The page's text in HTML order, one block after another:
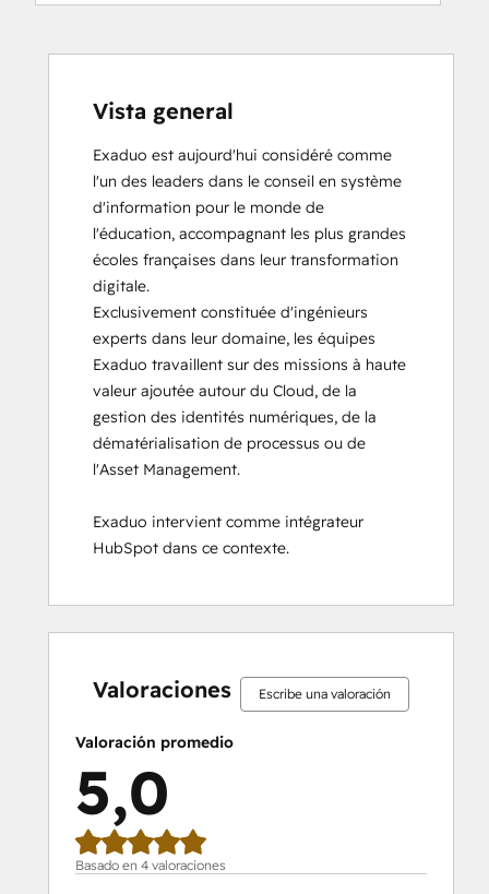
Vista general
Exaduo est aujourd'hui considéré comme
l'un des leaders dans le conseil en système
d'information pour le monde de
l'éducation, accompagnant les plus grandes
écoles françaises dans leur transformation
digitale.
Exclusivement constituée d'ingénieurs
experts dans leur domaine, les équipes
Exaduo travaillent sur des missions à haute
valeur ajoutée autour du Cloud, de la
gestion des identités numériques, de la
dématérialisation de processus ou de
l'Asset Management.
Exaduo intervient comme intégrateur
HubSpot dans ce contexte.
Valoraciones Escribe una valoración
Valoración promedio
5,0
Basado en 4 valoraciones